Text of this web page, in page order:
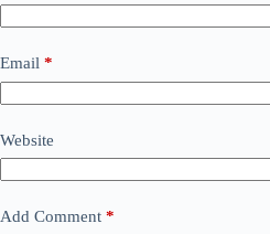
Email *
Website
Add Comment *